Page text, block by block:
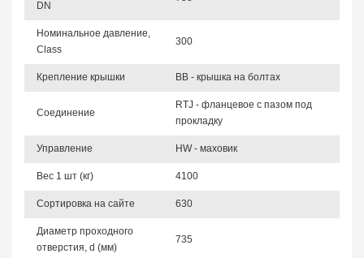
DN
Номинальное давление,
Class
300
Крепление крышки BB - крышка на болтах
Соединение
RTJ - фланцевое с пазом под
прокладку
Управление HW - маховик
Вес 1 шт (кг) 4100
Сортировка на сайте 630
Диаметр проходного
отверстия, d (мм)
735